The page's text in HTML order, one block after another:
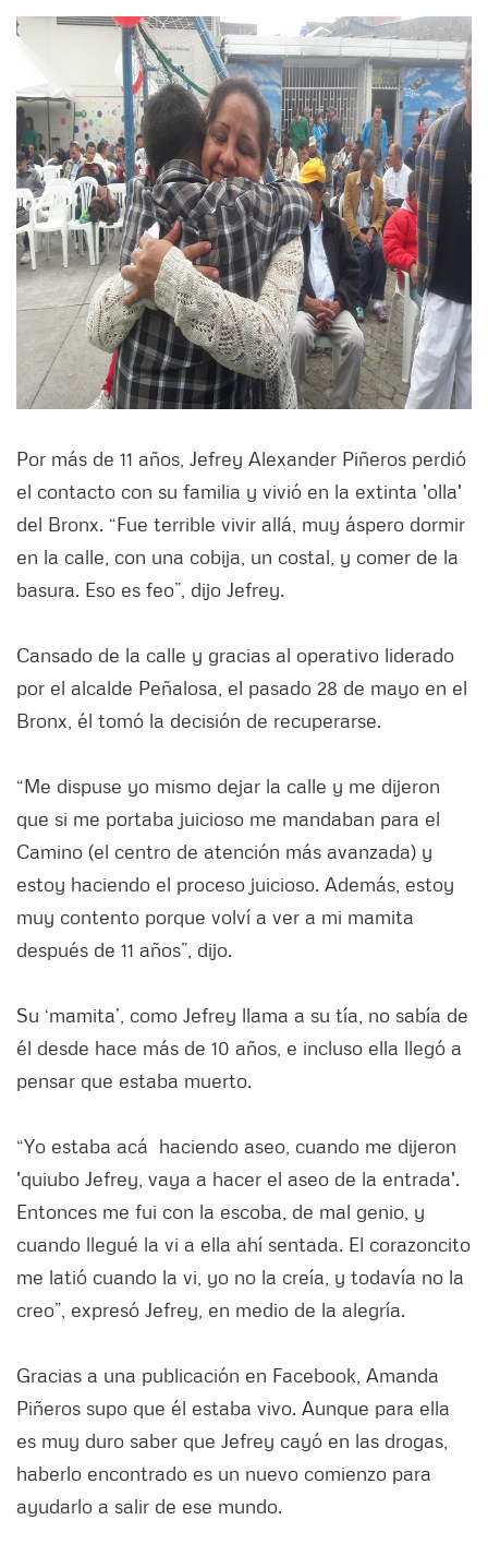
Por más de 11 años, Jefrey Alexander Piñeros perdió
el contacto con su familia y vivió en la extinta 'olla'
del Bronx. “Fue terrible vivir allá, muy áspero dormir
en la calle, con una cobija, un costal, y comer de la
basura. Eso es feo”, dijo Jefrey.
Cansado de la calle y gracias al operativo liderado
por el alcalde Peñalosa, el pasado 28 de mayo en el
Bronx, él tomó la decisión de recuperarse.
“Me dispuse yo mismo dejar la calle y me dijeron
que si me portaba juicioso me mandaban para el
Camino (el centro de atención más avanzada) y
estoy haciendo el proceso juicioso. Además, estoy
muy contento porque volví a ver a mi mamita
después de 11 años”, dijo.
Su ‘mamita’, como Jefrey llama a su tía, no sabía de
él desde hace más de 10 años, e incluso ella llegó a
pensar que estaba muerto.
“Yo estaba acá haciendo aseo, cuando me dijeron
'quiubo Jefrey, vaya a hacer el aseo de la entrada'.
Entonces me fui con la escoba, de mal genio, y
cuando llegué la vi a ella ahí sentada. El corazoncito
me latió cuando la vi, yo no la creía, y todavía no la
creo”, expresó Jefrey, en medio de la alegría.
Gracias a una publicación en Facebook, Amanda
Piñeros supo que él estaba vivo. Aunque para ella
es muy duro saber que Jefrey cayó en las drogas,
haberlo encontrado es un nuevo comienzo para
ayudarlo a salir de ese mundo.